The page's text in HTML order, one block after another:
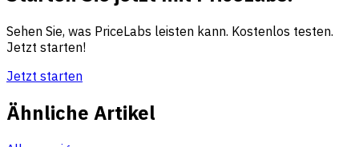
Sehen Sie, was PriceLabs leisten kann. Kostenlos testen.
Jetzt starten!
Jetzt starten
Ähnliche Artikel